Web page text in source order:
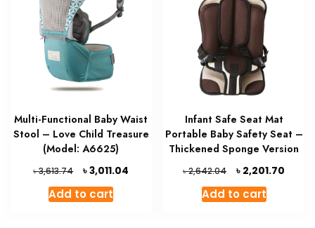
Multi-Functional Baby Waist
Stool – Love Child Treasure
(Model: A6625)
৳3,613.74
Original
price
was:
৳3,011.04
Add to cart
Infant Safe Seat Mat
Portable Baby Safety Seat –
Thickened Sponge Version
৳2,642.04
Original
price
was:
৳ 2,201.70
Add to cart